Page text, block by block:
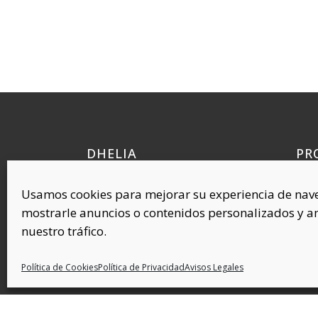
Usamos cookies para mejorar su experiencia de
mostrarle anuncios o contenidos personalizados y
nuestro tráfico.
Política de CookiesPolítica de PrivacidadAvisos Legales
DHELIA
Polígono Industrial Requena, 38
45214 Cedillo del Condado
Toledo (ESPAÑA)